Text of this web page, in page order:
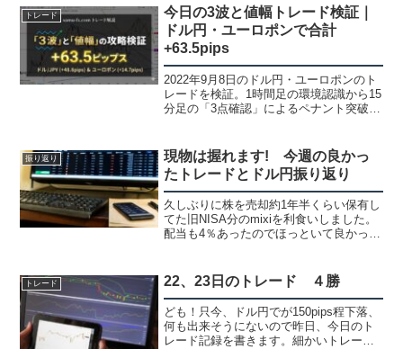
たり・・・K君が５勝2敗（2敗も勝てて
るトレ...
トレード
今日の3波と値幅トレード検証｜
ドル円・ユーロポンで合計
+63.5pips
2022年9月8日のドル円・ユーロポンのト
レードを検証。1時間足の環境認識から15
分足の「3点確認」によるペナント突破・
を、実際のチャート画像で公開中！
振り返り
現物は握れます! 今週の良かっ
たトレードとドル円振り返り
久しぶりに株を売却約1年半くらい保有し
てた旧NISA分のmixiを利食いしました。
配当も4％あったのでほっといて良かった
発表前から仕込んでかなり買い増しして
握って今まで...
トレード 22、23日のトレード ４勝
ども！只今、ドル円でが150pips程下落、
何も出来そうにないので昨日、今日のト
レード記録を書きます。細かいトレード